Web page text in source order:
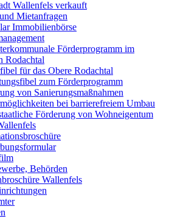
Wallenfels verkauft
Mietanfragen
Immobilienbörse
Förderprogramm im
Rodachtal
für das Obere Rodachtal
zum Förderprogramm
von Sanierungsmaßnahmen
bei barrierefreiem Umbau
Förderung von Wohneigentum
Behörden
Wallenfels